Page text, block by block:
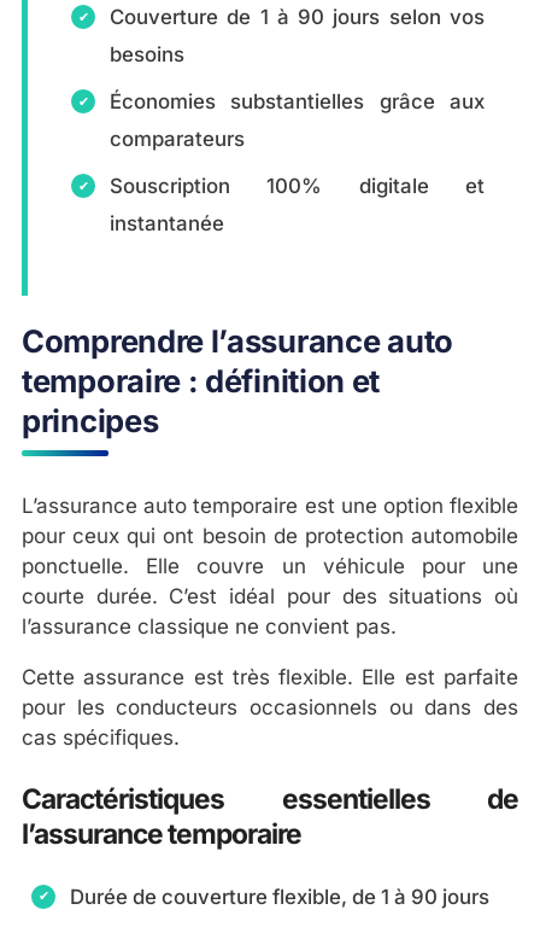
Couverture de 1 à 90 jours selon vos
besoins
Économies substantielles grâce aux
comparateurs
Souscription 100% digitale et
instantanée
Comprendre l’assurance auto
temporaire : définition et
principes
L’assurance auto temporaire est une option flexible
pour ceux qui ont besoin de protection automobile
ponctuelle. Elle couvre un véhicule pour une
courte durée. C’est idéal pour des situations où
l’assurance classique ne convient pas.
Cette assurance est très flexible. Elle est parfaite
pour les conducteurs occasionnels ou dans des
cas spécifiques.
Caractéristiques essentielles de
l’assurance temporaire
Durée de couverture flexible, de 1 à 90 jours